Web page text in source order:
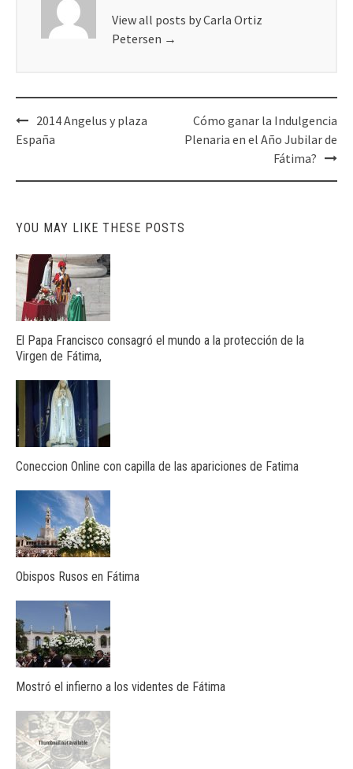
View all posts by Carla Ortiz
Petersen →
Post
navigation
2014 Angelus y plaza
España
Cómo ganar la Indulgencia
Plenaria en el Año Jubilar de
Fátima?
YOU MAY LIKE THESE POSTS
El Papa Francisco consagró el mundo a la protección de la
Virgen de Fátima,
Coneccion Online con capilla de las apariciones de Fatima
Obispos Rusos en Fátima
Mostró el infierno a los videntes de Fátima